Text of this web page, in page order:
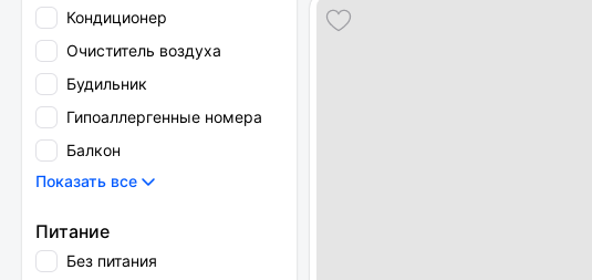
Кондиционер
Очиститель воздуха
Будильник
Гипоаллергенные номера
Балкон
Показать все
Питание
Без питания